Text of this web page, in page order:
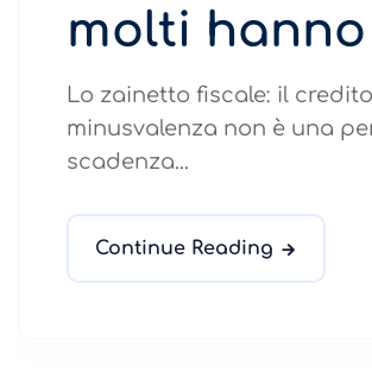
molti
Lo zainetto fiscale: il
minusvalenza non è una
scadenza...
Continue Reading